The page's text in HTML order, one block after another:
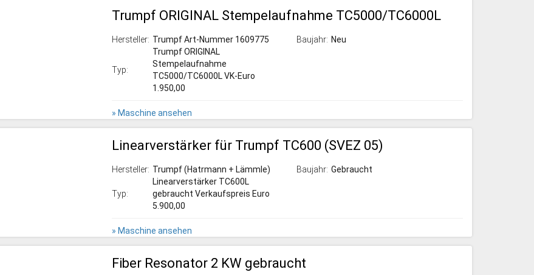
Trumpf ORIGINAL Stempelaufnahme TC5000/TC6000L
Hersteller: Trumpf Art-Nummer 1609775
Typ:
Trumpf ORIGINAL
Stempelaufnahme
TC5000/TC6000L VK-Euro
1.950,00
Baujahr: Neu
» Maschine ansehen
Linearverstärker für Trumpf TC600 (SVEZ 05)
Hersteller: Trumpf (Hatrmann + Lämmle)
Typ:
Linearverstärker TC600L
gebraucht Verkaufspreis Euro
5.900,00
Baujahr: Gebraucht
» Maschine ansehen
Fiber Resonator 2 KW gebraucht